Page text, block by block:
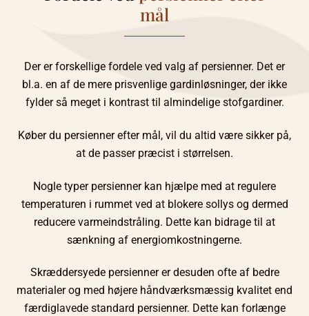
mål
Der er forskellige fordele ved valg af persienner. Det er
bl.a. en af de mere prisvenlige gardinløsninger, der ikke
fylder så meget i kontrast til almindelige stofgardiner.
Køber du persienner efter mål, vil du altid være sikker på,
at de passer præcist i størrelsen.
Nogle typer persienner kan hjælpe med at regulere
temperaturen i rummet ved at blokere sollys og dermed
reducere varmeindstråling. Dette kan bidrage til at
sænkning af energiomkostningerne.
Skræddersyede persienner er desuden ofte af bedre
materialer og med højere håndværksmæssig kvalitet end
færdiglavede standard persienner. Dette kan forlænge